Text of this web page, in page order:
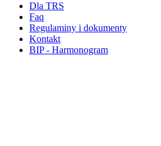
Dla TRS
Faq
Regulaminy i dokumenty
Kontakt
BIP - Harmonogram